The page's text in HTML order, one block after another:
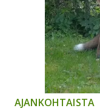
AJANKOHTAISTA